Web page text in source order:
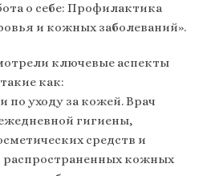
о себе: Профилактика
и кожных заболеваний».
ключевые аспекты
как:
уходу за кожей. Врач
гигиены,
средств и
кожных